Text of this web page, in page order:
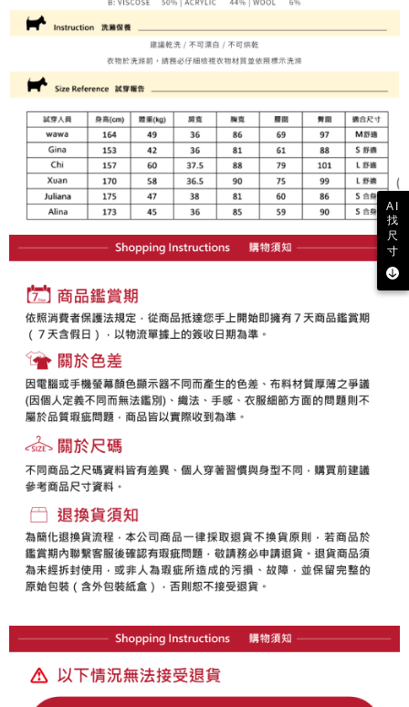
1. 分割払いの金額は電信請求書に統合されず、「OP Pay Later」は毎月の
締め日後に支払いリマインダーのSMSを送信します。
2. SMSのリンクを通じて請求書を開いた後、「コンビニバーコード／台湾
大直営店舗／銀行振込／街口支払い／iPASS MONEY」などのチャネルで
支払いを選択できます。
【注意事項】
1. 本サービスは「台湾大哥大株式会社」（以下「当社」といいます）によ
って提供され、ユーザーが取引時に本サービスを通じて商品やサービスを
購入できるようにし、店舗が売買／分割払い売買の債権を当社に譲渡した
後、契約に基づいて当社の請求書で帳款を支払うことになります。
2. 「OP Pay Later」を利用する契約関係の目的から、店舗はあなたの個人
情報（名前、電話または住所を含む）を台湾大哥大に提供し、収集、処理
認、照合および修正を行います。
3. 完全なユーザーサービス規約については、以下のリンクを参照してくだ
代金納付期限は最短で 14 日以内ですので、ご注意ください。AFTEE アプ
リをダウンロードして AFTEE 会員になるとお支払い期限を最長 45 日以内
お支払期限は、ショップが請求した期日と、AFTEEで延長できる日数をも
を延長できますが、商品を期限内に受け取れない場合があります（例：予
約商品や商品到着日が比較的遅い商品）。そのため、商品到着の有無に関
わらず、AFTEEで指定された期限内にお支払いください。
二、支払い限度額
1.初回 AFTEEを ご利用の際に、認証結果及び当社の審査の結果に基づ
き、限度額が設定されます。
2.決済金額は最低NT$20です。
3.現在、台湾の会員のみご利用いただけます。
三、利用規約「AFTEE代金後払い」（以下当サービスという）はネットプ
ロテクションズ（以下 AFTEE という）が提供し、AFTEEが代金を徴収し
ます。当サービスご利用の際に提供しなければならない個人情報（注文者
の氏名、電話番号、受取人の氏名、電話番号、受取人住所を含むがこれに
限らない）は、AFTEEに渡され当サービスで必要な範囲内で利用されま
す。AFTEEの個人情報の収集、処理、利用について、詳細はAFTEE公式ホ
ームページの『個人情報の収集、処理及び利用に関する声明』をご参照く
ださい（https://aftee.tw/privacypolicy/）。
ります。支払い期限を過ぎた場合、その金額に基づいて年利20%の遅延滞
納金が加算されます。未成年の利用者は、事前に法定代理人または後見人
の同意を得ればAFTEEをご利用いただけます。
個人情報の処理、利用について疑問がある、または関連する法律の権利を
行使したい場合は、ネットプロテクションズcs_tw@netprotections.co.jp
にご連絡ください。上記に示した個人情報を、必要な購入注文書とあわせ
てAFTEEにご提供いただく、またはAFTEEにあなたの個人情報の収集、処
理、利用を許可することににご同意いただけない場合は、当サービスを選
択しないでください。
萊爾富取貨付款
付款後萊爾富取貨
送料無料
7-11取貨付款
送料無料
付款後7-11取貨
宅配
送料無料
離島宅配
送料無料
AI
找
尺
寸